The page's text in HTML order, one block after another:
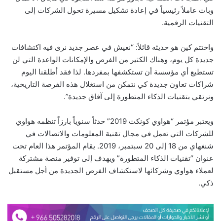
وبات عاملاً رئيسياً في إعادة تشكيل مسيرة تحول الشركات إلى
التقنيات الرقمية.
واختتم كين هو حديثه قائلاً: “نعيش في عصر جديد نرى فيه اكتشافات
جديدة كل يوم، وهناك الكثير من الفرص والإمكانات الواعدة التي لن
تستطيع أي مؤسسة أن تستكشفها بمفردها. لذا فقد أطلقنا اليوم
شراكات تعاون جديدة كي نتمكن من استغلال هذه الفرصة التاريخية،
ونرتقي بتقنيات الذكاء المتطورة إلى آفاق جديدة”.
ويعتبر مؤتمر “هواوي كونكت 2019” حدثاً سنوياً بارزاً تنظمه هواوي
للشركات التي تعمل في مجال تقنية المعلومات والاتصالات في
شنغهاي من 18 إلى 20 سبتمبر، 2019. يقام المؤتمر هذا العام تحت
عنوان “تقنيات الذكاء المتطورة” ويهدف إلى توفير منصة مشتركة
لعملاء هواوي وشركائها لاستكشاف الفرص الجديدة من أجل مستقبل
ذكي.